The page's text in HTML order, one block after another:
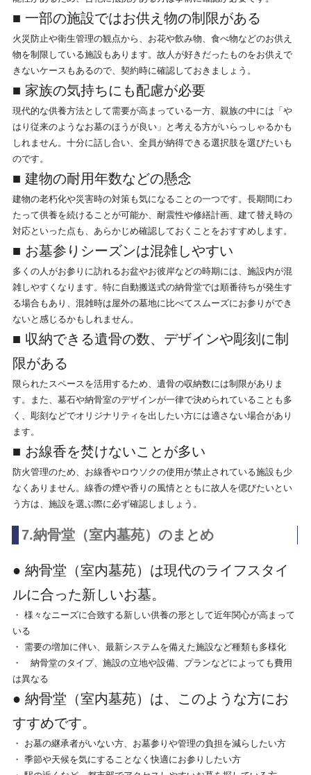
■ 一部の施設ではお供え物の制限がある
火災防止や衛生管理の観点から、お花や飲み物、食べ物などのお供え
物を制限している施設もあります。故人が好きだったものをお供えで
きないケースもあるので、契約時に確認しておきましょう。
■ 家族の気持ちにも配慮が必要
現代的な供養方法として需要が高まっている一方、親族の中には「や
はり従来のようなお墓のほうが良い」と考える方がいらっしゃるかも
しれません。十分に話し合い、全員が納得できる選択肢を選びたいも
のです。
■ 建物の耐用年数などの懸念
建物の老朽化や災害時の対策も気になることの一つです。長期間にわ
たって供養を続けることが可能か、耐震性や修繕計画、建て替え時の
対応といった点も、あらかじめ確認しておくことをおすすめします。
■ お墓参りシーズンは混雑しやすい
多くの人がお参りに訪れるお盆やお彼岸などの時期には、施設内が混
雑しやすくなります。特に自動搬送式の納骨堂では順番待ちが発生す
る場合もあり、混雑時は屋外の墓地に比べてスムーズにお参りができ
ないと感じるかもしれません。
■ 収納できる遺骨の数、デザインや彫刻に制
限がある
限られたスペースを活用するため、遺骨の収納数には制限がありま
す。また、墓石や納骨室のデザインが一律で決められていることも多
く、彫刻などでオリジナリティを出したい方には適さない場合があり
ます。
■ お線香を焚けないことが多い
防火管理のため、お線香やロウソクの使用が禁止されている施設も少
なくありません。線香の煙や香りの風情とともに故人を偲びたいとい
う方は、施設を選ぶ際に必ず確認しましょう。
7.納骨堂（室内墓苑）のまとめ
● 納骨堂（室内墓苑）は現代のライフスタイ
ルに合った新しいお墓。
・ 様々なニーズに合致する新しい供養の形として近年関心が高まって
いる
・ 需要の増加に伴い、最新システムを備えた施設など種類も多様化
・ 納骨堂のタイプ、施設の立地や設備、プランなどによっても費用
は異なる
● 納骨堂（室内墓苑）は、このような方にお
すすめです。
・ お墓の継承者がいない方、お墓参りや管理の負担を減らしたい方
・ 季節や天候を気にすることなく快適にお参りしたい方